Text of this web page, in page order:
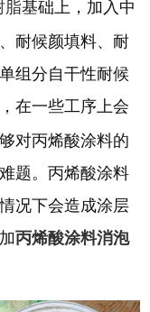
脂基础上，加入中
耐候颜填料、耐
组分自干性耐候
在一些工序上会
对丙烯酸涂料的
题。丙烯酸涂料
况下会造成涂层
丙烯酸涂料消泡